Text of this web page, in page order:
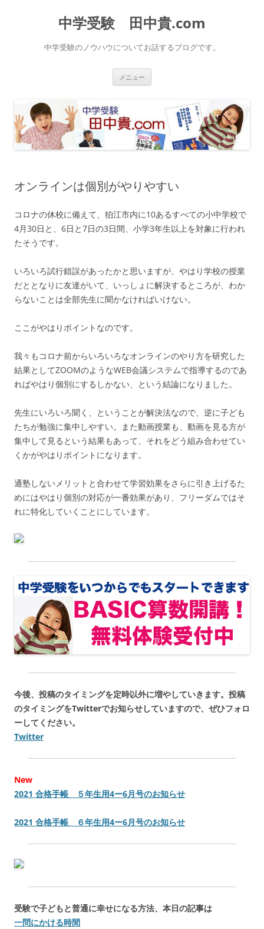
中学受験 田中貴.com
中学受験のノウハウについてお話するブログです。
メニュー
ス
キ
ッ
プ
オンラインは個別がやりやすい
コロナの休校に備えて、狛江市内に10あるすべての小中学校で
4月30日と、6日と7日の3日間、小学3年生以上を対象に行われ
たそうです。
いろいろ試行錯誤があったかと思いますが、やはり学校の授業
だととなりに友達がいて、いっしょに解決するところが、わか
らないことは全部先生に聞かなければいけない。
ここがやはりポイントなのです。
我々もコロナ前からいろいろなオンラインのやり方を研究した
結果としてZOOMのようなWEB会議システムで指導するのであ
ればやはり個別にするしかない、という結論になりました。
先生にいろいろ聞く、ということが解決法なので、逆に子ども
たちが勉強に集中しやすい。また動画授業も、動画を見る方が
集中して見るという結果もあって、それをどう組み合わせてい
くかがやはりポイントになります。
通塾しないメリットと合わせて学習効果をさらに引き上げるた
めにはやはり個別の対応が一番効果があり、フリーダムではそ
れに特化していくことにしています。
今後、投稿のタイミングを定時以外に増やしていきます。投稿
のタイミングをTwitterでお知らせしていますので、ぜひフォロ
ーしてください。
Twitter
New
2021 合格手帳 ５年生用4ー6月号のお知らせ
2021 合格手帳 ６年生用4ー6月号のお知らせ
受験で子どもと普通に幸せになる方法、本日の記事は
一問にかける時間